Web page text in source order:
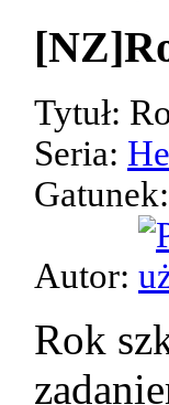
Tytuł:
Seria:
Gatunek:
Autor:
Rok